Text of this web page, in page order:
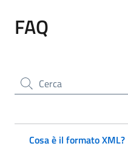
FAQ
Cerca nel sito
Cosa è il formato XML?